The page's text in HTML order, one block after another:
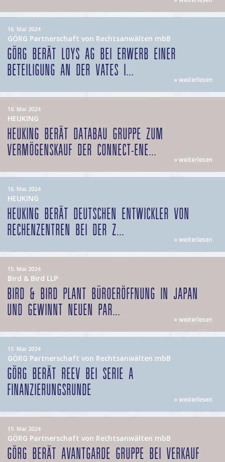
16. Mai 2024
GÖRG Partnerschaft von Rechtsanwälten mbB
GÖRG BERÄT LOYS AG BEI ERWERB EINER
BETEILIGUNG AN DER VATES I...
» weiterlesen
16. Mai 2024
HEUKING
HEUKING BERÄT DATABAU GRUPPE ZUM
VERMÖGENSKAUF DER CONNECT-ENE...
» weiterlesen
16. Mai 2024
HEUKING
HEUKING BERÄT DEUTSCHEN ENTWICKLER VON
RECHENZENTREN BEI DER Z...
» weiterlesen
15. Mai 2024
Bird & Bird LLP
BIRD & BIRD PLANT BÜROERÖFFNUNG IN JAPAN
UND GEWINNT NEUEN PAR...
» weiterlesen
15. Mai 2024
GÖRG Partnerschaft von Rechtsanwälten mbB
GÖRG BERÄT REEV BEI SERIE A
FINANZIERUNGSRUNDE
» weiterlesen
15. Mai 2024
GÖRG Partnerschaft von Rechtsanwälten mbB
GÖRG BERÄT AVANTGARDE GRUPPE BEI VERKAUF